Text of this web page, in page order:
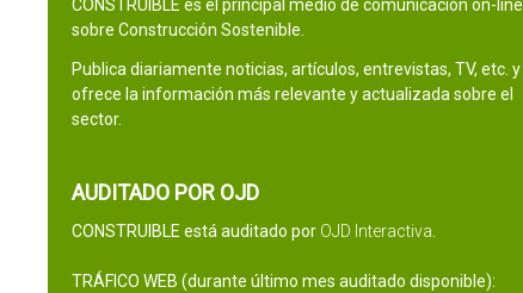
CONSTRUIBLE es el principal medio de comunicación on-line
sobre Construcción Sostenible.
Publica diariamente noticias, artículos, entrevistas, TV, etc. y
ofrece la información más relevante y actualizada sobre el
sector.
AUDITADO POR OJD
CONSTRUIBLE está auditado por OJD Interactiva
TRÁFICO WEB (durante último mes auditado disponible):